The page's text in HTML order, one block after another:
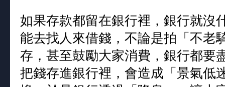
如果存款都留在銀行裡，銀行就沒
能去找人來借錢，不論是拍「不老
存，甚至鼓勵大家消費，銀行都要
把錢存進銀行裡，會造成「景氣低